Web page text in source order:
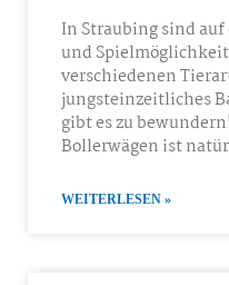
In Straubing sind
und
verschiedenen
jungsteinzeitliches
gibt es zu
Bollerwägen ist
WEITERLESEN »